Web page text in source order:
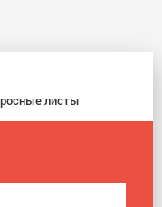
листы